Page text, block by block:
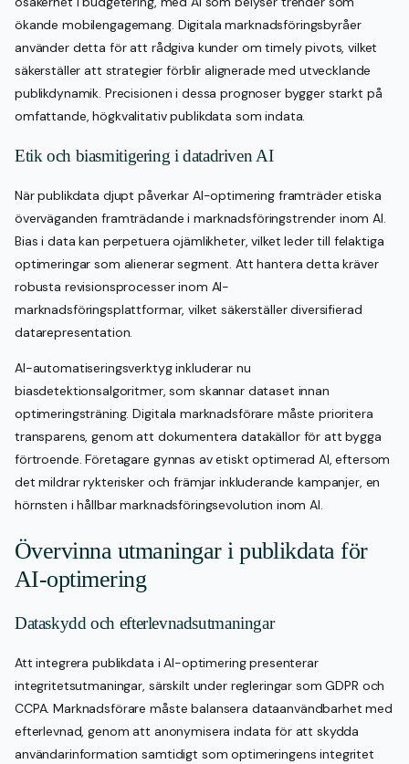
ökande mobilengagemang. Digitala marknadsföringsbyråer
använder detta för att rådgiva kunder om timely pivots, vilket
säkerställer att strategier förblir alignerade med utvecklande
publikdynamik. Precisionen i dessa prognoser bygger starkt på
omfattande, högkvalitativ publikdata som indata.
Etik och biasmitigering i datadriven AI
När publikdata djupt påverkar AI-optimering framträder etiska
överväganden framträdande i marknadsföringstrender inom AI.
Bias i data kan perpetuera ojämlikheter, vilket leder till felaktiga
optimeringar som alienerar segment. Att hantera detta kräver
robusta revisionsprocesser inom AI-
marknadsföringsplattformar, vilket säkerställer diversifierad
datarepresentation.
AI-automatiseringsverktyg inkluderar nu
biasdetektionsalgoritmer, som skannar dataset innan
optimeringsträning. Digitala marknadsförare måste prioritera
transparens, genom att dokumentera datakällor för att bygga
förtroende. Företagare gynnas av etiskt optimerad AI, eftersom
det mildrar rykterisker och främjar inkluderande kampanjer, en
hörnsten i hållbar marknadsföringsevolution inom AI.
Övervinna utmaningar i publikdata för
AI-optimering
Dataskydd och efterlevnadsutmaningar
Att integrera publikdata i AI-optimering presenterar
integritetsutmaningar, särskilt under regleringar som GDPR och
CCPA. Marknadsförare måste balansera dataanvändbarhet med
efterlevnad, genom att anonymisera indata för att skydda
användarinformation samtidigt som optimeringens integritet